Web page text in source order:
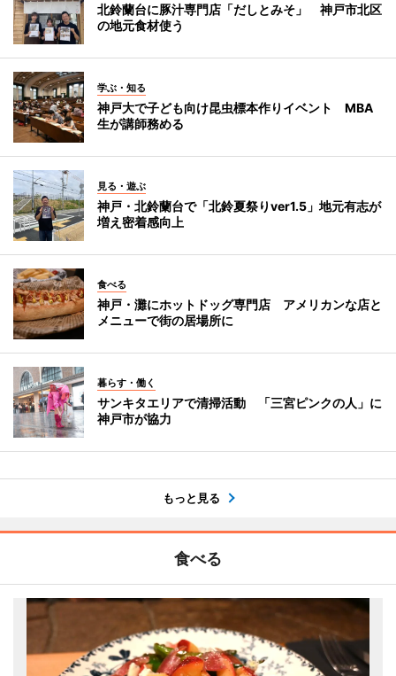
北鈴蘭台に豚汁専門店「だしとみそ」 神戸市北区
の地元食材使う
学ぶ・知る
神戸大で子ども向け昆虫標本作りイベント MBA
生が講師務める
見る・遊ぶ
神戸・北鈴蘭台で「北鈴夏祭りver1.5」地元有志が
増え密着感向上
食べる
神戸・灘にホットドッグ専門店 アメリカンな店と
メニューで街の居場所に
暮らす・働く
サンキタエリアで清掃活動 「三宮ピンクの人」に
神戸市が協力
もっと見る
食べる